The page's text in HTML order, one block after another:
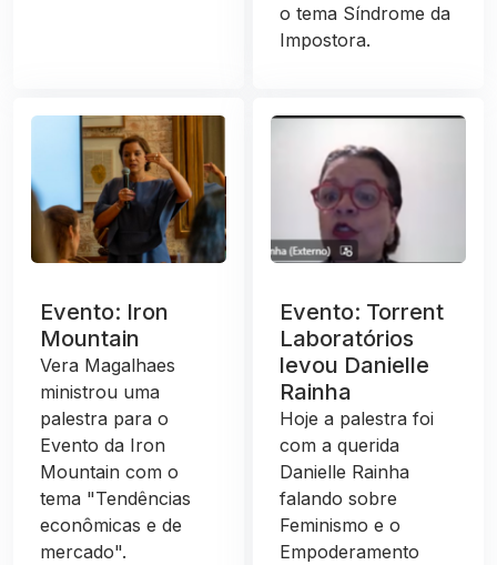
o tema Síndrome da
Impostora.
Evento: Iron
Mountain
Vera Magalhaes
ministrou uma
palestra para o
Evento da Iron
Mountain com o
tema "Tendências
econômicas e de
mercado".
Evento: Torrent
Laboratórios
levou Danielle
Rainha
Hoje a palestra foi
com a querida
Danielle Rainha
falando sobre
Feminismo e o
Empoderamento